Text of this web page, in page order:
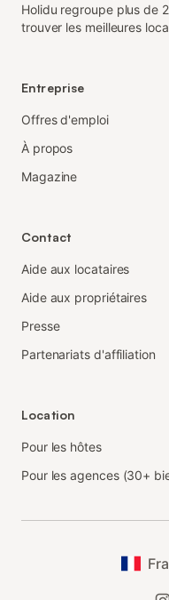
Holidu regroupe plus de
trouver les meilleures
Entreprise
Offres d'emploi
À propos
Magazine
Contact
Aide aux locataires
Aide aux propriétaires
Presse
Partenariats d'affiliation
Location
Pour les hôtes
Pour les agences (30+